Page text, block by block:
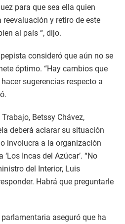
para que sea ella quien
y retiro de este
al país “, dijo.
consideró que aún no se
óptimo. “Hay cambios que
sugerencias respecto a
Betssy Chávez,
deberá aclarar su situación
involucra a la organización
Incas del Azúcar’. “No
del Interior, Luis
Habrá que preguntarle
aseguró que ha